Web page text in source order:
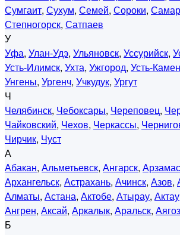
Сумгаит, Сухум, Семей, Сороки,
Степногорск, Сатпаев
У
Уфа, Улан-Удэ, Ульяновск, Уссурийск,
Усть-Илимск, Ухта, Ужгород, Усть-
Унгены, Ургенч, Учкудук, Ургут
Ч
Челябинск, Чебоксары, Череповец,
Чайковский, Чехов, Черкассы,
Чирчик, Чуст
А
Абакан, Альметьевск, Ангарск, Арзамас
Архангельск, Астрахань, Ачинск, Азов,
Алматы, Астана, Актобе, Атырау, Актау
Ангрен, Аксай, Аркалык, Аральск, Аягоз
Б